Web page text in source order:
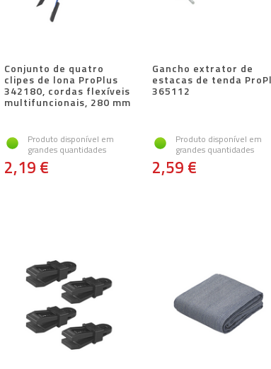
Conjunto de quatro
clipes de lona ProPlus
342180, cordas flexíveis
multifuncionais, 280 mm
Produto disponível em
grandes quantidades
2,19 €
Gancho extrator de
estacas de tenda
365112
Produto disponível em
grandes quantidades
2,59 €